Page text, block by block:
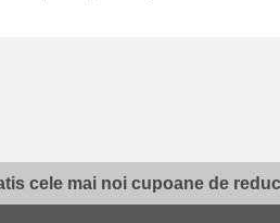
cele mai noi cupoane de